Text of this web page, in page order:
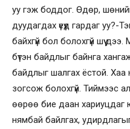
уу гэж боддог. Өдөр,
дуудагдах үеүүд гардаг уу?-
байхгүй бол болохгүй шүү
бүтэн байдлыг байнга
байдлыг шалгах ёстой. Хаа
зогсож болохгүй. Тиймээс
өөрөө бие даан
нямбай байлгах,